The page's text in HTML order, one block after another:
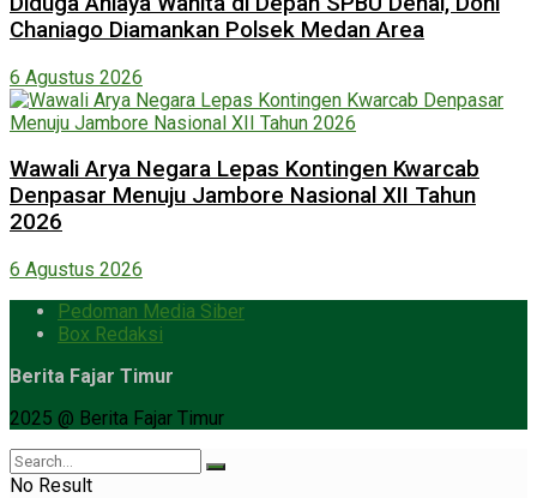
Chaniago Diamankan Polsek Medan Area
6 Agustus 2026
Wawali Arya Negara Lepas Kontingen Kwarcab
Denpasar Menuju Jambore Nasional XII Tahun
2026
6 Agustus 2026
Pedoman Media Siber
Box Redaksi
Berita Fajar Timur
2025 @ Berita Fajar Timur
No Result